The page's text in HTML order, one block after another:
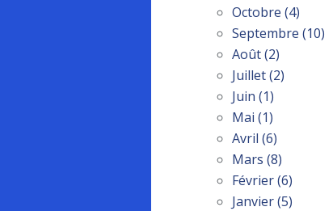
Octobre (4)
Septembre (10)
Août(2)
Juillet(2)
Juin (1)
Mai (1)
Avril (6)
Mars (8)
Février(6)
Janvier(5)